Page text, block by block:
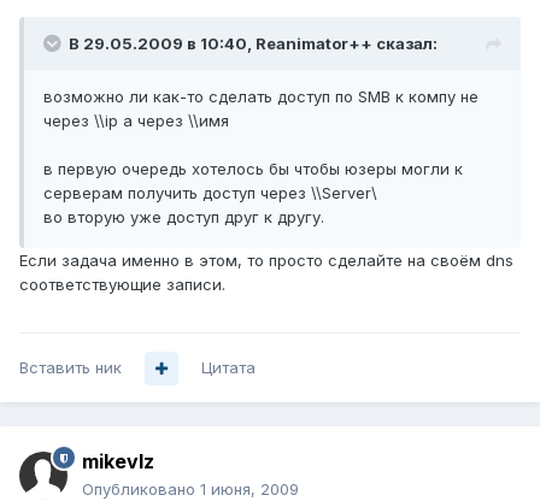
В 29.05.2009 в 10:40, Reanimator++ сказал:
возможно ли как-то сделать доступ по SMB к компу не
через \\ip а через \\имя
в первую очередь хотелось бы чтобы юзеры могли к
серверам получить доступ через \\Server\
во вторую уже доступ друг к другу.
Если задача именно в этом, то просто сделайте на своём dns
соответствующие записи.
Вставить ник Цитата
mikevlz
Опубликовано 1 июня, 2009